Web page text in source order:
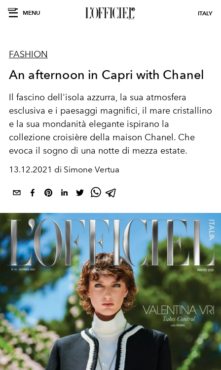
MENU ITALY
FASHION
An afternoon in Capri with Chanel
Il fascino dell'isola azzurra, la sua atmosfera
esclusiva e i paesaggi magnifici, il mare cristallino
e la sua mondanità elegante ispirano la
collezione croisière della maison Chanel. Che
evoca il sogno di una notte di mezza estate.
13.12.2021 di Simone Vertua